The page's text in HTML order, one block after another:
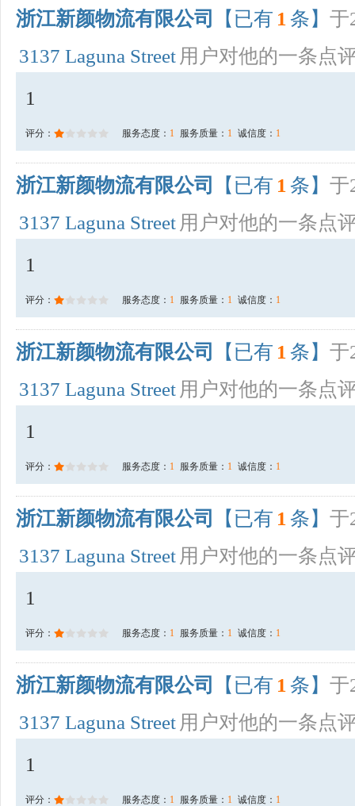
浙江新颜物流有限公司 【已有 1 条】 于
3137 Laguna Street 用户对他的一条点
1
评分： 服务态度： 1 服务质量： 1 诚信度： 1
浙江新颜物流有限公司 【已有 1 条】 于
3137 Laguna Street 用户对他的一条点
1
评分： 服务态度： 1 服务质量： 1 诚信度： 1
浙江新颜物流有限公司 【已有 1 条】 于
3137 Laguna Street 用户对他的一条点
1
评分： 服务态度： 1 服务质量： 1 诚信度： 1
浙江新颜物流有限公司 【已有 1 条】 于
3137 Laguna Street 用户对他的一条点
1
评分： 服务态度： 1 服务质量： 1 诚信度： 1
浙江新颜物流有限公司 【已有 1 条】 于
3137 Laguna Street 用户对他的一条点
1
评分： 服务态度： 1 服务质量： 1 诚信度： 1